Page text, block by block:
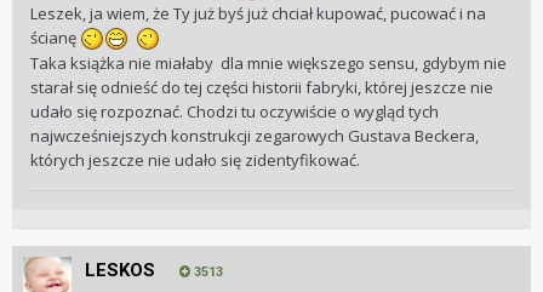
Leszek, ja wiem, że Ty już byś już chciał kupować, pucować i na
ścianę
Taka książka nie miałaby dla mnie większego sensu, gdybym nie
starał się odnieść do tej części historii fabryki, której jeszcze nie
udało się rozpoznać. Chodzi tu oczywiście o wygląd tych
najwcześniejszych konstrukcji zegarowych Gustava Beckera,
których jeszcze nie udało się zidentyfikować.
LESKOS 3513